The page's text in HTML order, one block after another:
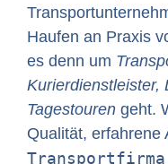
Haufen an Praxis
es denn um
Kurierdienstleister,
Tagestouren geht.
Qualität, erfahrene